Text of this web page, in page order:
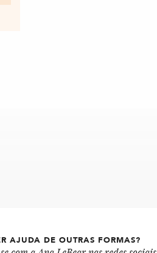
AJUDA DE OUTRAS FORMAS?